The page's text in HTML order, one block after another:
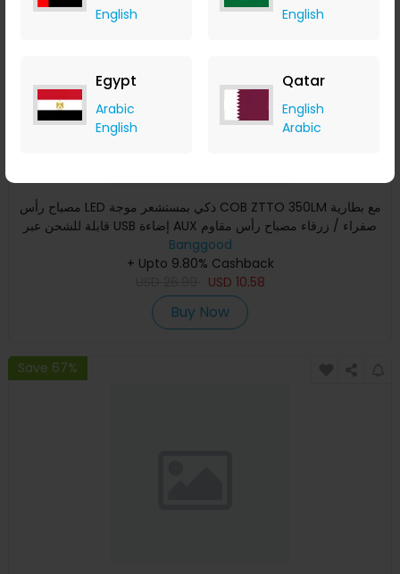
English
English
Egypt
Arabic
English
Qatar
English
Arabic
مصباح رأس LED ذكي بمستشعر موجة COB ZTTO 350LM مع بطارية
قابلة للشحن عبر USB إضاءة AUX صفراء / زرقاء مصباح رأس مقاوم
للما
Banggood
+ Upto 9.80% Cashback
USD 10.58
Buy Now
Save 67%